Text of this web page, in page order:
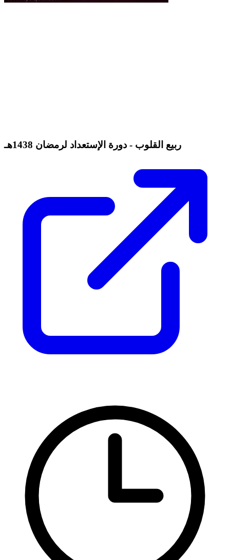
ربيع القلوب - دورة الإستعداد لرمضان 1438هـ